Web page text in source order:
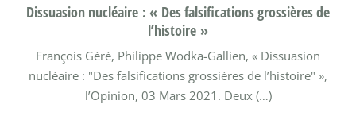
Dissuasion nucléaire : « Des falsifications grossières de
l’histoire »
François Géré, Philippe Wodka-Gallien, « Dissuasion
nucléaire : "Des falsifications grossières de l’histoire" »,
l’Opinion, 03 Mars 2021. Deux (…)